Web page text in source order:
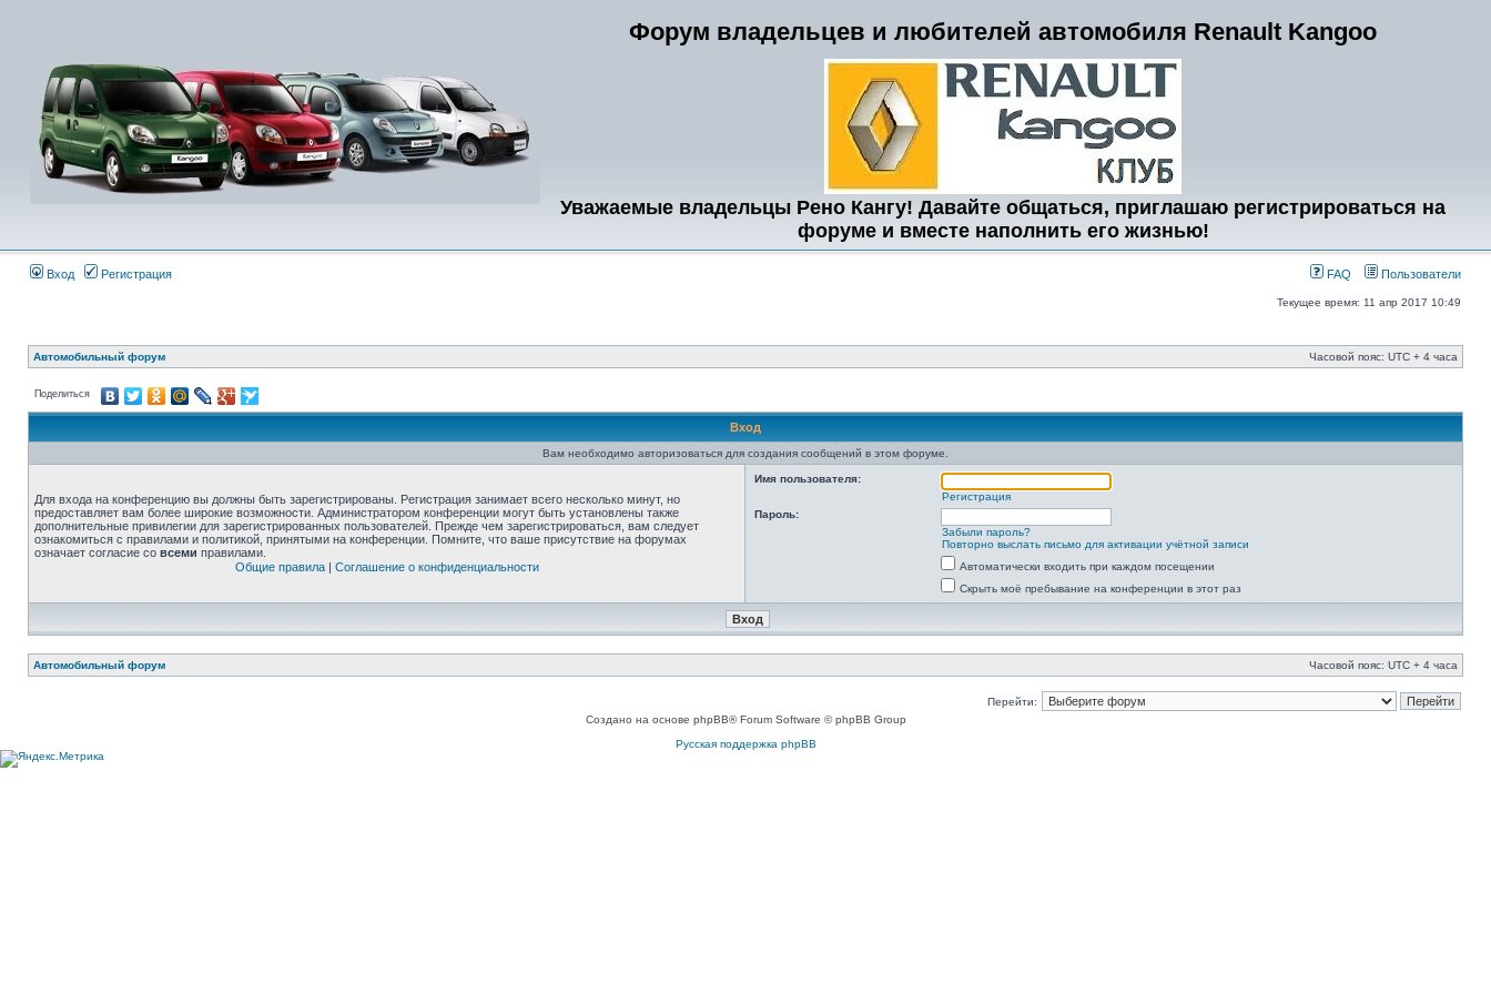
Форум владельцев и любителей автомобиля Renault Kangoo
Уважаемые владельцы Рено Кангу! Давайте общаться, приглашаю регистрироваться на
форуме и вместе наполнить его жизнью!
Вход Регистрация FAQ Пользователи
Текущее время: 11 апр 2017 10:49
Автомобильный форум Часовой пояс: UTC + 4 часа
Поделиться
Вход
Вам необходимо авторизоваться для создания сообщений в этом форуме.
Для входа на конференцию вы должны быть зарегистрированы. Регистрация занимает всего несколько минут, но
предоставляет вам более широкие возможности. Администратором конференции могут быть установлены также
дополнительные привилегии для зарегистрированных пользователей. Прежде чем зарегистрироваться, вам следует
ознакомиться с правилами и политикой, принятыми на конференции. Помните, что ваше присутствие на форумах
означает согласие со всеми правилами.
Общие правила| Соглашение о конфиденциальности
Имя пользователя:
Регистрация
Пароль:
Забыли пароль?
Повторно выслать письмо для активации учётной записи
Автоматически входить при каждом посещении
Скрыть моё пребывание на конференции в этот раз
Автомобильный форум Часовой пояс: UTC + 4 часа
Перейти:
Создано на основе phpBB® Forum Software © phpBB Group
Русская поддержка phpBB